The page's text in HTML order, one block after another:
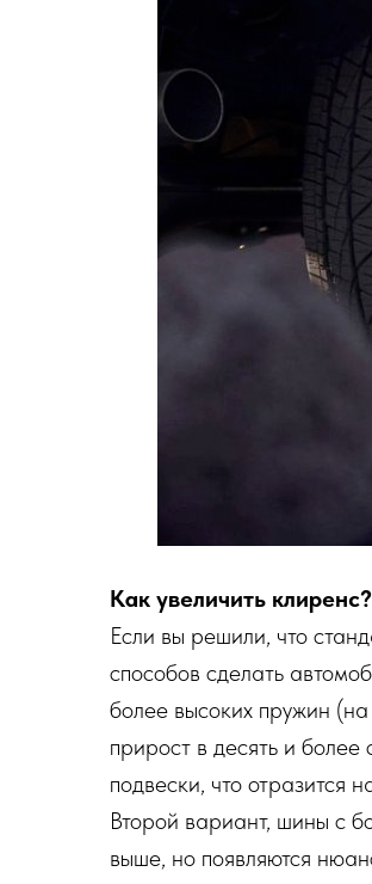
Как увеличить клиренс?
Если вы решили, что
способов сделать
более высоких пружин
прирост в десять и
подвески, что отразится
Второй вариант, шины с
выше, но появляются